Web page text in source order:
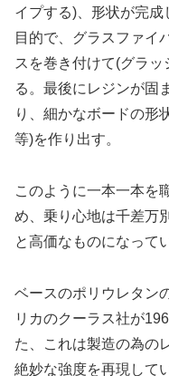
イプする)、形状が完
目的で、グラスファイ
スを巻き付けて(グラ
る。最後にレジンが固
り、細かなボードの形
等)を作り出す。
このように一本一本を
め、乗り心地は千差万
と高価なものになって
ベースのポリウレタン
リカのクーラス社が
た、これは製造の為の
絶妙な強度を再現して